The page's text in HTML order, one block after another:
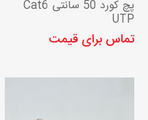
پچ کورد 50 سانتی Cat6
UTP
تماس برای قیمت